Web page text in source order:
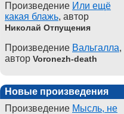
Произведение Или ещё
какая блажь, автор
Николай Отпущения
Произведение Вальгалла,
автор Voronezh-death
Новые произведения
Произведение Мысль, не